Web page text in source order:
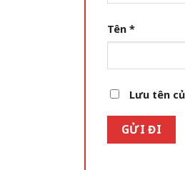
Tên *
Lưu tên